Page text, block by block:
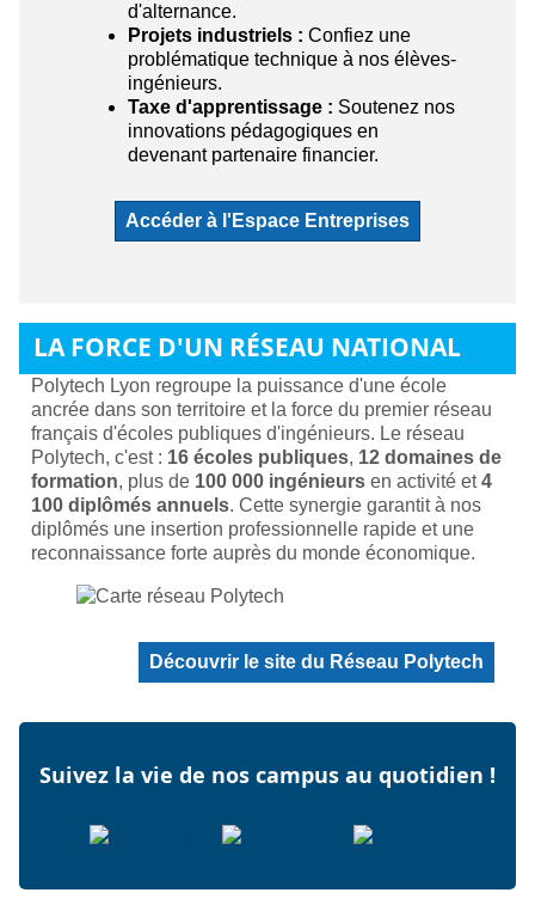
d'alternance.
Projets industriels : Confiez une
problématique technique à nos élèves-
ingénieurs.
Taxe d'apprentissage : Soutenez nos
innovations pédagogiques en
devenant partenaire financier.
Accéder à l'Espace Entreprises
LA FORCE D'UN RÉSEAU NATIONAL
Polytech Lyon regroupe la puissance d'une école
ancrée dans son territoire et la force du premier réseau
français d'écoles publiques d'ingénieurs. Le réseau
Polytech, c'est : 16 écoles publiques, 12 domaines de
formation, plus de 100 000 ingénieurs en activité et4
100 diplômés annuels. Cette synergie garantit à nos
diplômés une insertion professionnelle rapide et une
reconnaissance forte auprès du monde économique.
Découvrir le site du Réseau Polytech
Suivez la vie de nos campus au quotidien !